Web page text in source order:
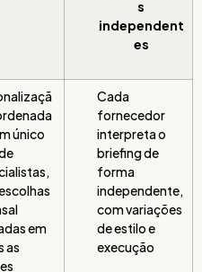
s
independent
es
único
em
as
Cada
fornecedor
interpreta o
briefing de
forma
independente,
com variações
de estilo e
execução